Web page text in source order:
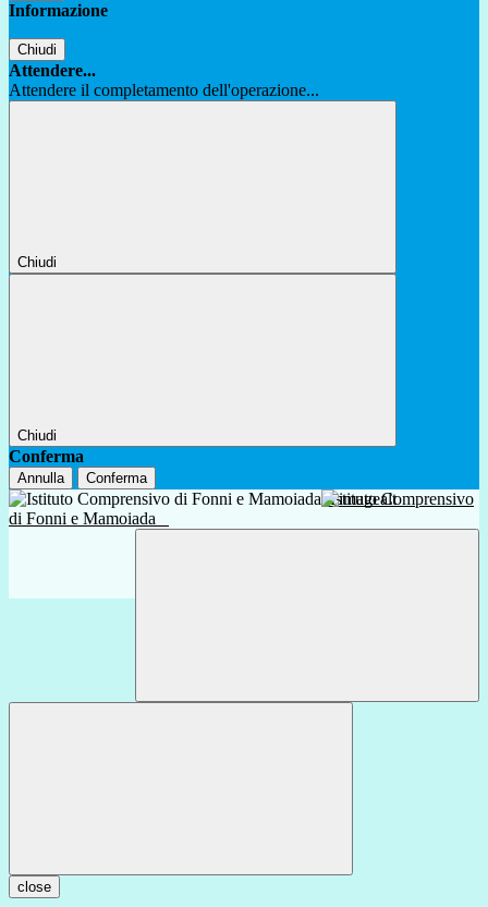
Informazione
Chiudi
Attendere...
Attendere il completamento dell'operazione...
Chiudi
Chiudi
Conferma
Annulla Conferma
Istituto Comprensivo
di Fonni e Mamoiada
close